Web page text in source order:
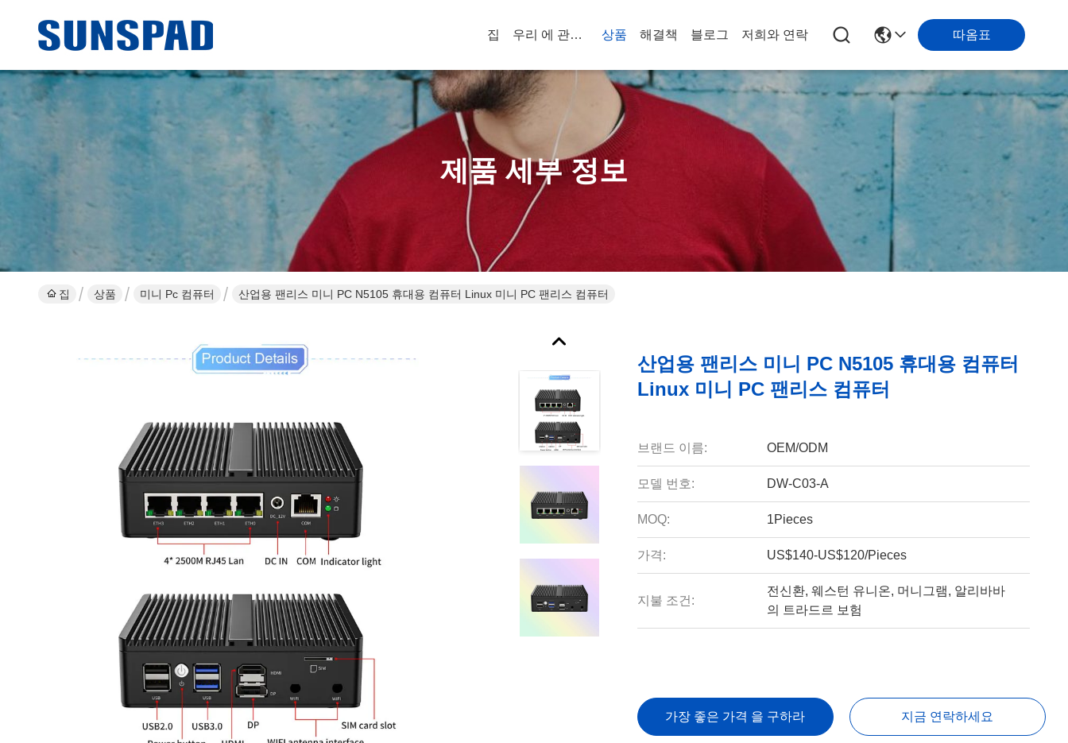
집 우리 에 관한 것 상품 해결책 블로그 저희와 연락 따옴표
제품 세부 정보
집 상품 미니 Pc 컴퓨터 산업용 팬리스 미니 PC N5105 휴대용 컴퓨터 Linux 미니 PC 팬리스 컴퓨터
산업용 팬리스 미니 PC N5105 휴대용 컴퓨터
Linux 미니 PC 팬리스 컴퓨터
브랜드 이름: OEM/ODM
모델 번호: DW-C03-A
MOQ: 1Pieces
가격: US$140-US$120/Pieces
지불 조건:
전신환, 웨스턴 유니온, 머니그램, 알리바바
의 트라드르 보험
가장 좋은 가격 을 구하라 지금 연락하세요